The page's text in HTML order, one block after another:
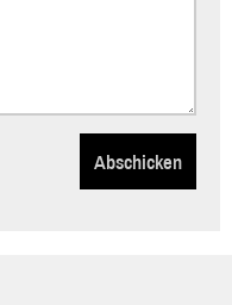
Abschicken